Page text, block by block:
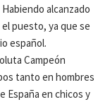
alcanzado
puesto, ya que se
español.
Campeón
tanto en hombres
España en chicos y